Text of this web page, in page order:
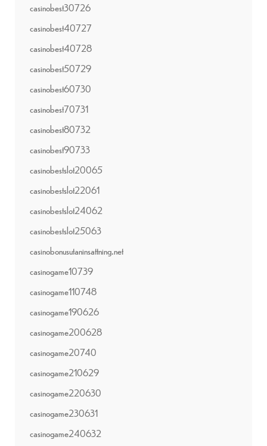
casinobest30726
casinobest40727
casinobest40728
casinobest50729
casinobest60730
casinobest70731
casinobest80732
casinobest90733
casinobestslot20065
casinobestslot22061
casinobestslot24062
casinobestslot25063
casinobonusutaninsattning.net
casinogame10739
casinogame110748
casinogame190626
casinogame200628
casinogame20740
casinogame210629
casinogame220630
casinogame230631
casinogame240632